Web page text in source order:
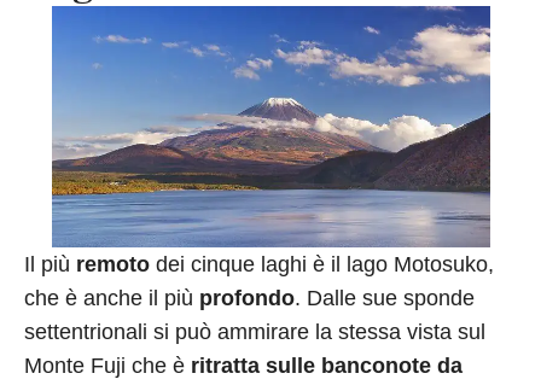
Il più remoto dei cinque laghi è il lago Motosuko,
che è anche il più profondo. Dalle sue sponde
settentrionali si può ammirare la stessa vista sul
Monte Fuji che è ritratta sulle banconote da